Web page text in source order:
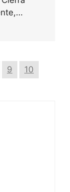
9
10